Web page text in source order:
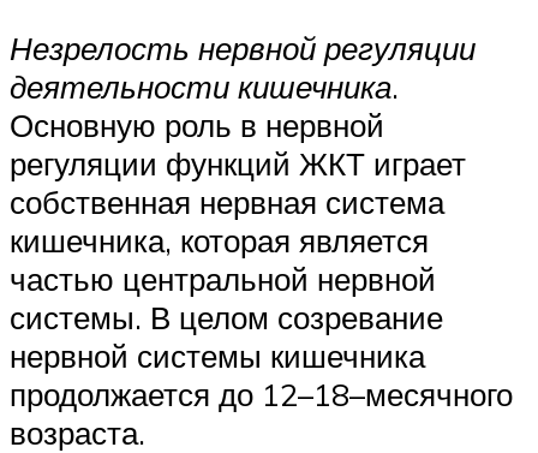
Незрелость нервной регуляции
деятельности кишечника.
Основную роль в нервной
регуляции функций ЖКТ играет
собственная нервная система
кишечника, которая является
частью центральной нервной
системы. В целом созревание
нервной системы кишечника
продолжается до 12–18–месячного
возраста.